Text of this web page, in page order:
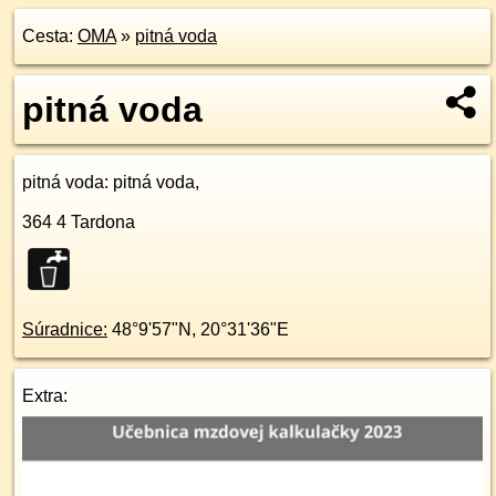
Cesta: OMA» pitná voda
pitná voda
pitná voda: pitná voda,
364 4 Tardona
Súradnice: 48°9'57"N , 20°31'36"E
Extra: